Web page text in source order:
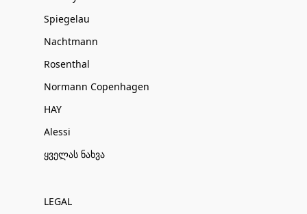
Spiegelau
Nachtmann
Rosenthal
Normann Copenhagen
HAY
Alessi
ყველას ნახვა
LEGAL